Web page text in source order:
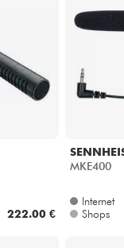
222.00 €
MKE400
Internet
Shops